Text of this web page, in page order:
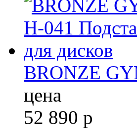
BRONZE
цена
52 890 р